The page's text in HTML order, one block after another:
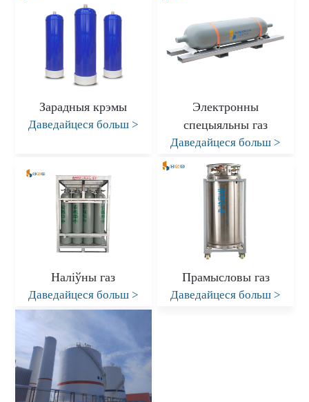
Зарадныя крэмы
Даведайцеся больш >
Электронны
спецыяльны газ
Даведайцеся больш>
Наліўны газ
Даведайцеся больш >
Прамысловы газ
Даведайцеся больш>